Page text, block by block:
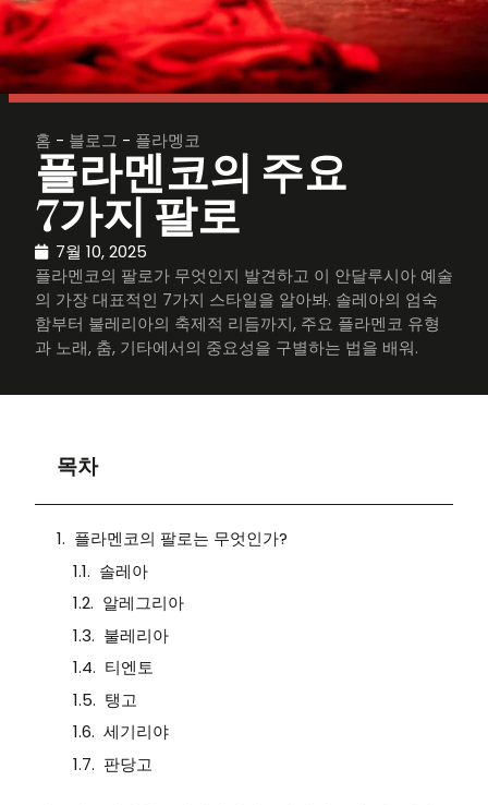
홈 - 블로그 - 플라멩코
플라멘코의 주요
7가지 팔로
7월 10, 2025
플라멘코의 팔로가 무엇인지 발견하고 이 안달루시아 예술
의 가장 대표적인 7가지 스타일을 알아봐. 솔레아의 엄숙
함부터 불레리아의 축제적 리듬까지, 주요 플라멘코 유형
과 노래, 춤, 기타에서의 중요성을 구별하는 법을 배워.
목차
플라멘코의 팔로는 무엇인가?
솔레아
알레그리아
불레리아
티엔토
탱고
세기리야
판당고